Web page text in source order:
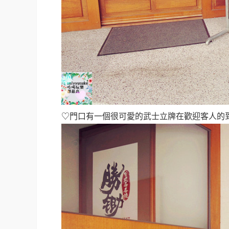
♡門口有一個很可愛的武士立牌在歡迎客人的